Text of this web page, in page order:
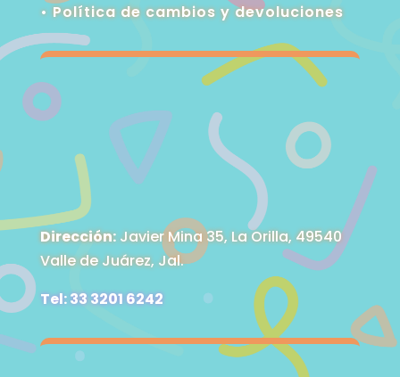
•Política de cambios y devoluciones
Dirección:Javier Mina 35, La Orilla, 49540
Valle de Juárez, Jal.
Tel: 33 3201 6242